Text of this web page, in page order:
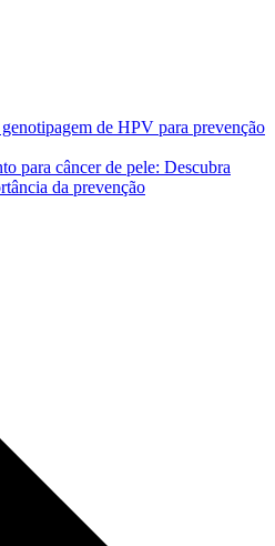
de HPV para prevenção
para câncer de pele: Descubra
da prevenção